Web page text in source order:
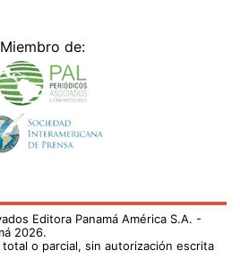
Miembro de:
Editora Panamá América S.A. -
2026.
o parcial, sin autorización escrita